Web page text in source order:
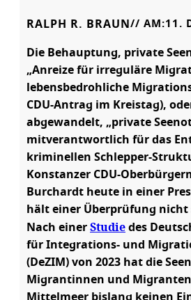
RALPH R. BRAUN // AM:11.
Die Behauptung, private
„Anreize für irreguläre
lebensbedrohliche
CDU-Antrag im Kreistag),
abgewandelt, „private
mitverantwortlich für das
kriminellen Schlepper-
Konstanzer CDU-
Burchardt heute in einer
hält einer Überprüfung nicht
Nach einer Studie des
für Integrations- und
(DeZIM) von 2023 hat die
Migrantinnen und
Mittelmeer bislang keinen